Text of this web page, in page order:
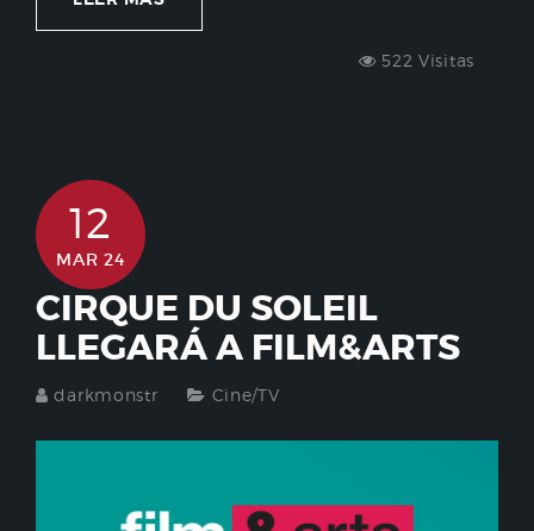
522 Visitas
12
MAR 24
CIRQUE DU SOLEIL
LLEGARÁ A FILM&ARTS
darkmonstr Cine/TV